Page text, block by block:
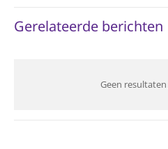
Gerelateerde berichten
Geen